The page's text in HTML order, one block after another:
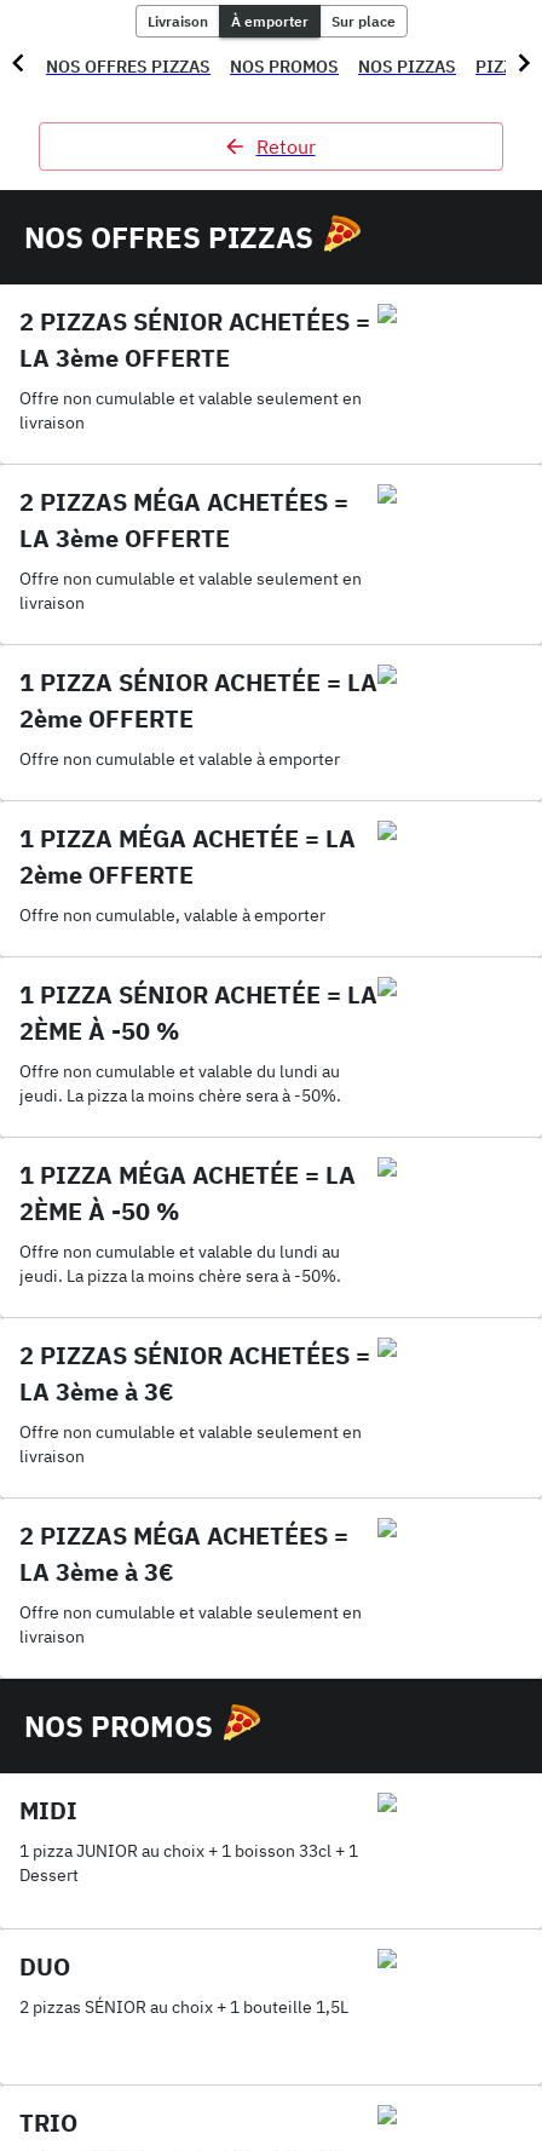
NOS OFFRES PIZZAS NOS PROMOS NOS PIZZAS PIZZAS
Livraison À emporter Sur place
Retour
NOS OFFRES PIZZAS
2 PIZZAS SÉNIOR ACHETÉES =
LA 3ème OFFERTE
Offre non cumulable et valable seulement en
livraison
2 PIZZAS MÉGA ACHETÉES =
LA 3ème OFFERTE
Offre non cumulable et valable seulement en
livraison
1 PIZZA SÉNIOR ACHETÉE = LA
2ème OFFERTE
Offre non cumulable et valable à emporter
1 PIZZA MÉGA ACHETÉE = LA
2ème OFFERTE
Offre non cumulable, valable à emporter
1 PIZZA SÉNIOR ACHETÉE = LA
2ÈME À -50 %
Offre non cumulable et valable du lundi au
jeudi. La pizza la moins chère sera à -50%.
1 PIZZA MÉGA ACHETÉE = LA
2ÈME À -50 %
Offre non cumulable et valable du lundi au
jeudi. La pizza la moins chère sera à -50%.
2 PIZZAS SÉNIOR ACHETÉES =
LA 3ème à 3€
Offre non cumulable et valable seulement en
livraison
2 PIZZAS MÉGA ACHETÉES =
LA 3ème à 3€
Offre non cumulable et valable seulement en
livraison
NOS PROMOS
MIDI
1 pizza JUNIOR au choix + 1 boisson 33cl + 1
Dessert
DUO
2 pizzas SÉNIOR au choix + 1 bouteille 1,5L
TRIO